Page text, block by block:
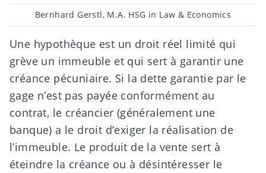
Post
author
Bernhard Gerstl, M.A. HSG in Law & Economics
Une hypothèque est un droit réel limité qui
grève un immeuble et qui sert à garantir une
créance pécuniaire. Si la dette garantie par le
gage n’est pas payée conformément au
contrat, le créancier (généralement une
banque) a le droit d’exiger la réalisation de
l’immeuble. Le produit de la vente sert à
éteindre la créance ou à désintéresser le